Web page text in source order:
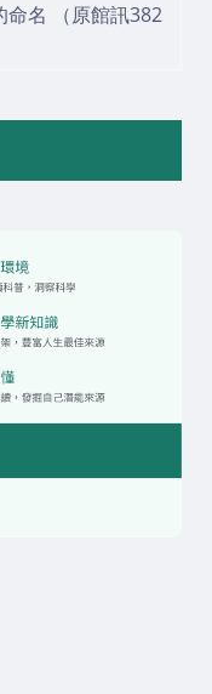
命名 （原館訊382